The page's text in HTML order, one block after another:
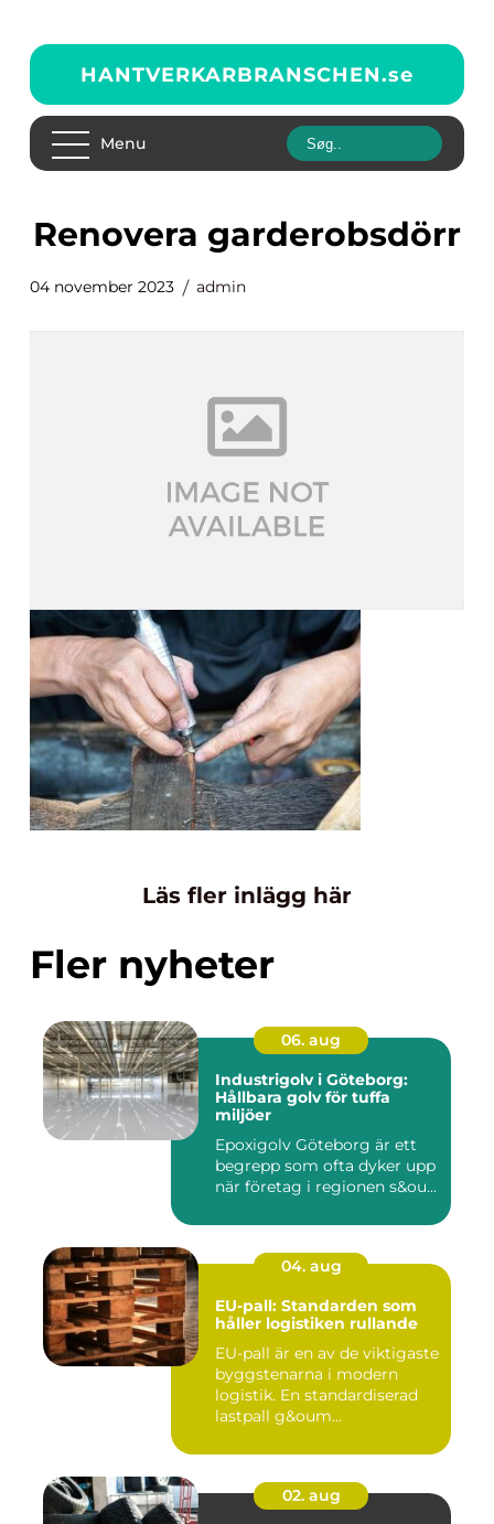
HANTVERKARBRANSCHEN.se
Menu
renovera garderobsdörr
04 november 2023 admin
Läs fler inlägg här
Fler nyheter
06. aug
Industrigolv i Göteborg:
Hållbara golv för tuffa
miljöer
Epoxigolv Göteborg är ett
begrepp som ofta dyker upp
när företag i regionen s&ou...
04. aug
EU-pall: Standarden som
håller logistiken rullande
EU-pall är en av de viktigaste
byggstenarna i modern
logistik. En standardiserad
lastpall g&oum...
02. aug